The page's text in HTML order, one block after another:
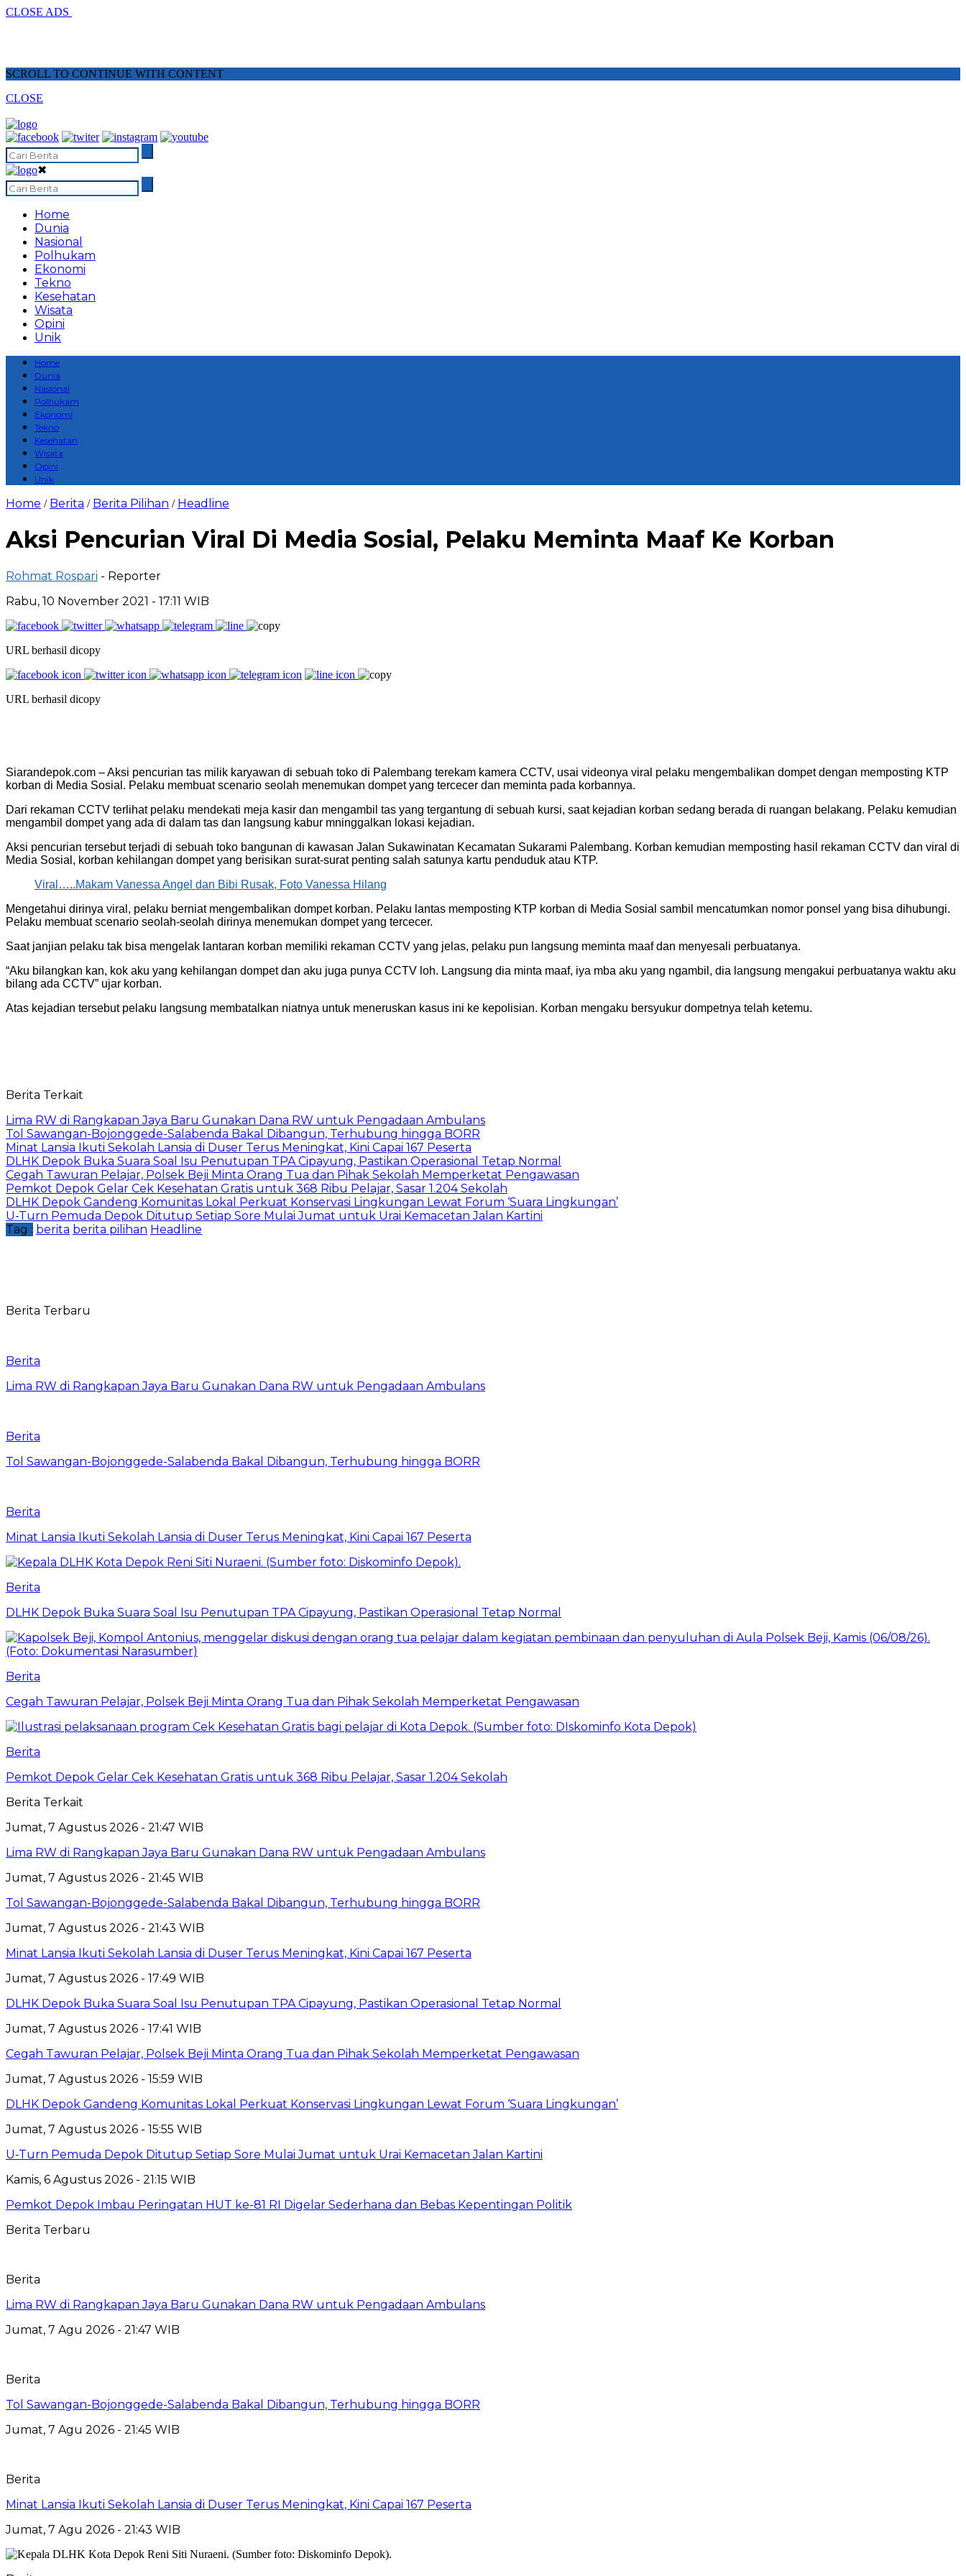
CLOSE ADS
SCROLL TO CONTINUE WITH CONTENT
CLOSE
✖
Home
Dunia
Nasional
Polhukam
Ekonomi
Tekno
Kesehatan
Wisata
Opini
Unik
Home
Dunia
Nasional
Polhukam
Ekonomi
Tekno
Kesehatan
Wisata
Opini
Unik
Home / Berita / Berita Pilihan / Headline
Aksi Pencurian Viral Di Media Sosial, Pelaku Meminta Maaf Ke Korban
Rohmat Rospari - Reporter
Rabu, 10 November 2021 - 17:11 WIB
URL berhasil dicopy
URL berhasil dicopy
Siarandepok.com – Aksi pencurian tas milik karyawan di sebuah toko di Palembang terekam kamera CCTV, usai videonya viral pelaku mengembalikan dompet dengan memposting KTP
korban di Media Sosial. Pelaku membuat scenario seolah menemukan dompet yang tercecer dan meminta pada korbannya.
Dari rekaman CCTV terlihat pelaku mendekati meja kasir dan mengambil tas yang tergantung di sebuah kursi, saat kejadian korban sedang berada di ruangan belakang. Pelaku kemudian
mengambil dompet yang ada di dalam tas dan langsung kabur mninggalkan lokasi kejadian.
Aksi pencurian tersebut terjadi di sebuah toko bangunan di kawasan Jalan Sukawinatan Kecamatan Sukarami Palembang. Korban kemudian memposting hasil rekaman CCTV dan viral di
Media Sosial, korban kehilangan dompet yang berisikan surat-surat penting salah satunya kartu penduduk atau KTP.
Viral…..Makam Vanessa Angel dan Bibi Rusak, Foto Vanessa Hilang
Mengetahui dirinya viral, pelaku berniat mengembalikan dompet korban. Pelaku lantas memposting KTP korban di Media Sosial sambil mencatumkan nomor ponsel yang bisa dihubungi.
Pelaku membuat scenario seolah-seolah dirinya menemukan dompet yang tercecer.
Saat janjian pelaku tak bisa mengelak lantaran korban memiliki rekaman CCTV yang jelas, pelaku pun langsung meminta maaf dan menyesali perbuatanya.
“Aku bilangkan kan, kok aku yang kehilangan dompet dan aku juga punya CCTV loh. Langsung dia minta maaf, iya mba aku yang ngambil, dia langsung mengakui perbuatanya waktu aku
bilang ada CCTV” ujar korban.
Atas kejadian tersebut pelaku langsung membatalkan niatnya untuk meneruskan kasus ini ke kepolisian. Korban mengaku bersyukur dompetnya telah ketemu.
Berita Terkait
Lima RW di Rangkapan Jaya Baru Gunakan Dana RW untuk Pengadaan Ambulans
Tol Sawangan-Bojonggede-Salabenda Bakal Dibangun, Terhubung hingga BORR
Minat Lansia Ikuti Sekolah Lansia di Duser Terus Meningkat, Kini Capai 167 Peserta
DLHK Depok Buka Suara Soal Isu Penutupan TPA Cipayung, Pastikan Operasional Tetap Normal
Cegah Tawuran Pelajar, Polsek Beji Minta Orang Tua dan Pihak Sekolah Memperketat Pengawasan
Pemkot Depok Gelar Cek Kesehatan Gratis untuk 368 Ribu Pelajar, Sasar 1.204 Sekolah
DLHK Depok Gandeng Komunitas Lokal Perkuat Konservasi Lingkungan Lewat Forum ‘Suara Lingkungan’
U-Turn Pemuda Depok Ditutup Setiap Sore Mulai Jumat untuk Urai Kemacetan Jalan Kartini
Tag : berita berita pilihan Headline
Berita Terbaru
Berita
Lima RW di Rangkapan Jaya Baru Gunakan Dana RW untuk Pengadaan Ambulans
Berita
Tol Sawangan-Bojonggede-Salabenda Bakal Dibangun, Terhubung hingga BORR
Berita
Minat Lansia Ikuti Sekolah Lansia di Duser Terus Meningkat, Kini Capai 167 Peserta
Berita
DLHK Depok Buka Suara Soal Isu Penutupan TPA Cipayung, Pastikan Operasional Tetap Normal
Berita
Cegah Tawuran Pelajar, Polsek Beji Minta Orang Tua dan Pihak Sekolah Memperketat Pengawasan
Berita
Pemkot Depok Gelar Cek Kesehatan Gratis untuk 368 Ribu Pelajar, Sasar 1.204 Sekolah
Berita Terkait
Jumat, 7 Agustus 2026 - 21:47 WIB
Lima RW di Rangkapan Jaya Baru Gunakan Dana RW untuk Pengadaan Ambulans
Jumat, 7 Agustus 2026 - 21:45 WIB
Tol Sawangan-Bojonggede-Salabenda Bakal Dibangun, Terhubung hingga BORR
Jumat, 7 Agustus 2026 - 21:43 WIB
Minat Lansia Ikuti Sekolah Lansia di Duser Terus Meningkat, Kini Capai 167 Peserta
Jumat, 7 Agustus 2026 - 17:49 WIB
DLHK Depok Buka Suara Soal Isu Penutupan TPA Cipayung, Pastikan Operasional Tetap Normal
Jumat, 7 Agustus 2026 - 17:41 WIB
Cegah Tawuran Pelajar, Polsek Beji Minta Orang Tua dan Pihak Sekolah Memperketat Pengawasan
Jumat, 7 Agustus 2026 - 15:59 WIB
DLHK Depok Gandeng Komunitas Lokal Perkuat Konservasi Lingkungan Lewat Forum ‘Suara Lingkungan’
Jumat, 7 Agustus 2026 - 15:55 WIB
U-Turn Pemuda Depok Ditutup Setiap Sore Mulai Jumat untuk Urai Kemacetan Jalan Kartini
Kamis, 6 Agustus 2026 - 21:15 WIB
Pemkot Depok Imbau Peringatan HUT ke-81 RI Digelar Sederhana dan Bebas Kepentingan Politik
Berita Terbaru
Berita
Lima RW di Rangkapan Jaya Baru Gunakan Dana RW untuk Pengadaan Ambulans
Jumat, 7 Agu 2026 - 21:47 WIB
Berita
Tol Sawangan-Bojonggede-Salabenda Bakal Dibangun, Terhubung hingga BORR
Jumat, 7 Agu 2026 - 21:45 WIB
Berita
Minat Lansia Ikuti Sekolah Lansia di Duser Terus Meningkat, Kini Capai 167 Peserta
Jumat, 7 Agu 2026 - 21:43 WIB